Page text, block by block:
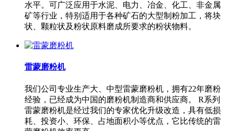
水平。可广泛应用于水泥、电力、冶金、化工、非金属
矿等行业，特别适用于各种矿石的大型制粉加工，将块
状、颗粒状及粉状原料磨成所要求的粉状物料。
雷蒙磨粉机
我们公司专业生产大、中型雷蒙磨粉机，拥有22年磨粉
经验，已经成为中国的磨粉机制造商和供应商。 R系列
雷蒙磨粉机是经过我们的专家优化升级改造，具有低损
耗、投资小、环保、占地面积小等优点，它比传统的雷